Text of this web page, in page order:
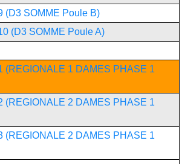
(D3 SOMME Poule B)
(D3 SOMME Poule A)
(REGIONALE 1 DAMES PHASE 1
(REGIONALE 2 DAMES PHASE 1
(REGIONALE 2 DAMES PHASE 1